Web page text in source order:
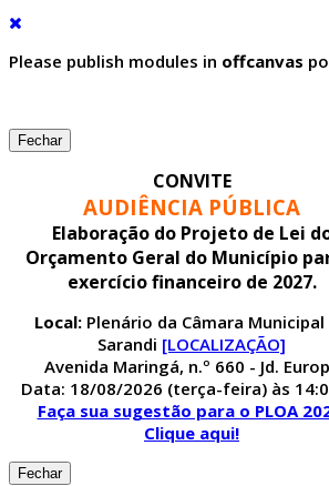
Please publish modules in offcanvas
Fechar
CONVITE
AUDIÊNCIA PÚBLICA
Elaboração do Projeto de Lei
Orçamento Geral do Município
exercício financeiro de 2027.
Local: Plenário da Câmara Municipal
Sarandi [LOCALIZAÇÃO]
Avenida Maringá, n.º 660 - Jd.
Data: 18/08/2026 (terça-feira) às
Faça sua sugestão para o PLOA
Clique aqui!
Fechar